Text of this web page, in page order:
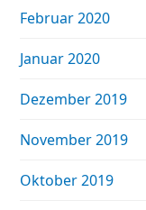
Februar 2020
Januar 2020
Dezember 2019
November 2019
Oktober 2019